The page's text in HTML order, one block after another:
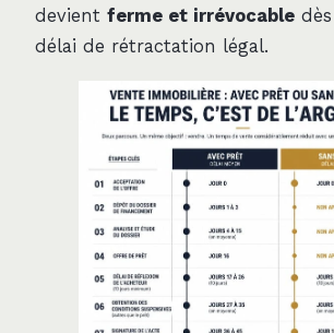
devient ferme et irrévocable
délai de rétractation légal.